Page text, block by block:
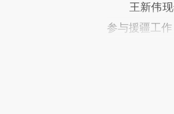
王新伟现
参与援疆工作